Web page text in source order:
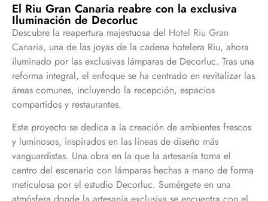
El Riu Gran Canaria reabre con la exclusiva
Iluminación de Decorluc
Descubre la reapertura majestuosa del Hotel Riu Gran
Canaria, una de las joyas de la cadena hotelera Riu, ahora
iluminado por las exclusivas lámparas de Decorluc. Tras una
reforma integral, el enfoque se ha centrado en revitalizar las
áreas comunes, incluyendo la recepción, espacios
compartidos y restaurantes.
Este proyecto se dedica a la creación de ambientes frescos
y luminosos, inspirados en las líneas de diseño más
vanguardistas. Una obra en la que la artesanía toma el
centro del escenario con lámparas hechas a mano de forma
meticulosa por el estudio Decorluc. Sumérgete en una